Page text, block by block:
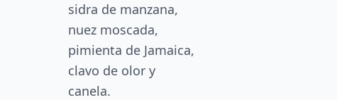
sidra de manzana,
nuez moscada,
pimienta de Jamaica,
clavo de olor y
canela.